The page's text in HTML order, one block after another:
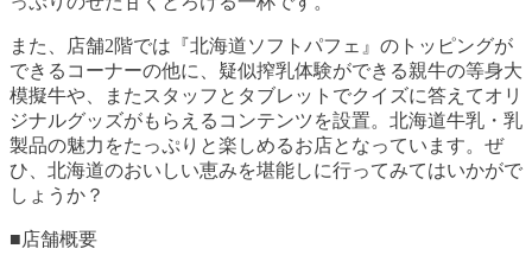
また、店舗2階では『北海道ソフトパフェ』のトッピングが
できるコーナーの他に、疑似搾乳体験ができる親牛の等身大
模擬牛や、またスタッフとタブレットでクイズに答えてオリ
ジナルグッズがもらえるコンテンツを設置。北海道牛乳・乳
製品の魅力をたっぷりと楽しめるお店となっています。ぜ
ひ、北海道のおいしい恵みを堪能しに行ってみてはいかがで
しょうか？
■店舗概要